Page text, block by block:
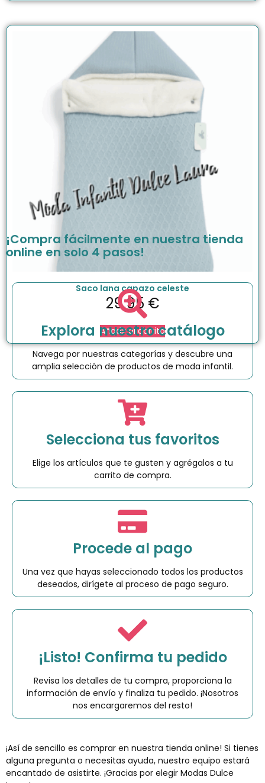
Saco lana capazo celeste
29.95 €
Añadir al carrito
¡Compra fácilmente en nuestra tienda
online en solo 4 pasos!
Explora nuestro catálogo
Navega por nuestras categorías y descubre una
amplia selección de productos de moda infantil.
Selecciona tus favoritos
Elige los artículos que te gusten y agrégalos a tu
carrito de compra.
Procede al pago
Una vez que hayas seleccionado todos los productos
deseados, dirígete al proceso de pago seguro.
¡Listo! Confirma tu pedido
Revisa los detalles de tu compra, proporciona la
información de envío y finaliza tu pedido. ¡Nosotros
nos encargaremos del resto!
¡Así de sencillo es comprar en nuestra tienda online! Si tienes
alguna pregunta o necesitas ayuda, nuestro equipo estará
encantado de asistirte. ¡Gracias por elegir Modas Dulce